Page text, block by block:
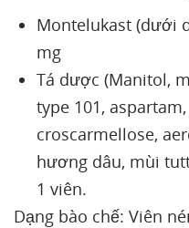
Montelukast (dưới
mg
Tá dược (Manitol,
type 101,
croscarmellose,
hương dâu, mùi
1 viên.
Dạng bào chế: Viên